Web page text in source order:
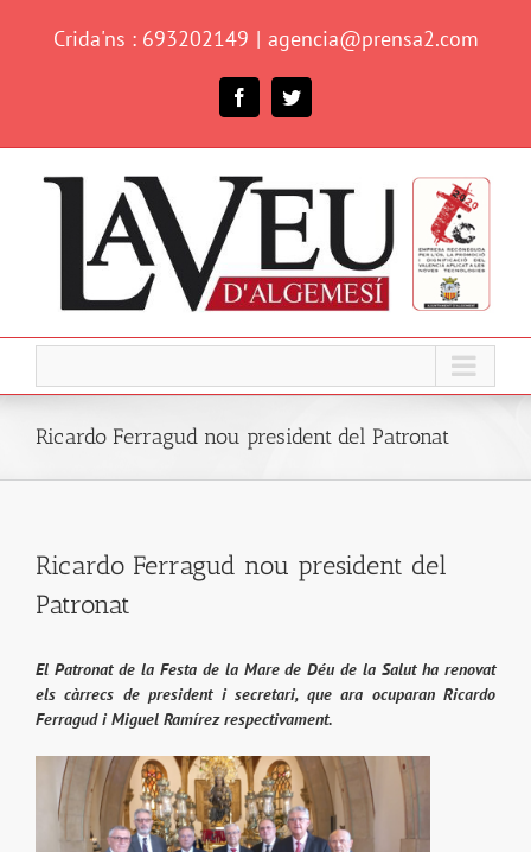
Crida'ns : 693202149 | agencia@prensa2.com
FacebookTwitter
Ricardo Ferragud nou president del Patronat
Ricardo Ferragud nou president del
Patronat
El Patronat de la Festa de la Mare de Déu de la Salut ha renovat
els càrrecs de president i secretari, que ara ocuparan Ricardo
Ferragud i Miguel Ramírez respectivament.